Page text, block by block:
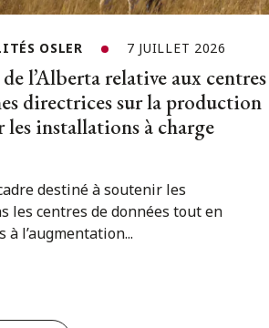
OSLER 7 JUILLET 2026
l’Alberta relative aux centres
directrices sur la production
les installations à charge
destiné à soutenir les
les centres de données tout en
l’augmentation...